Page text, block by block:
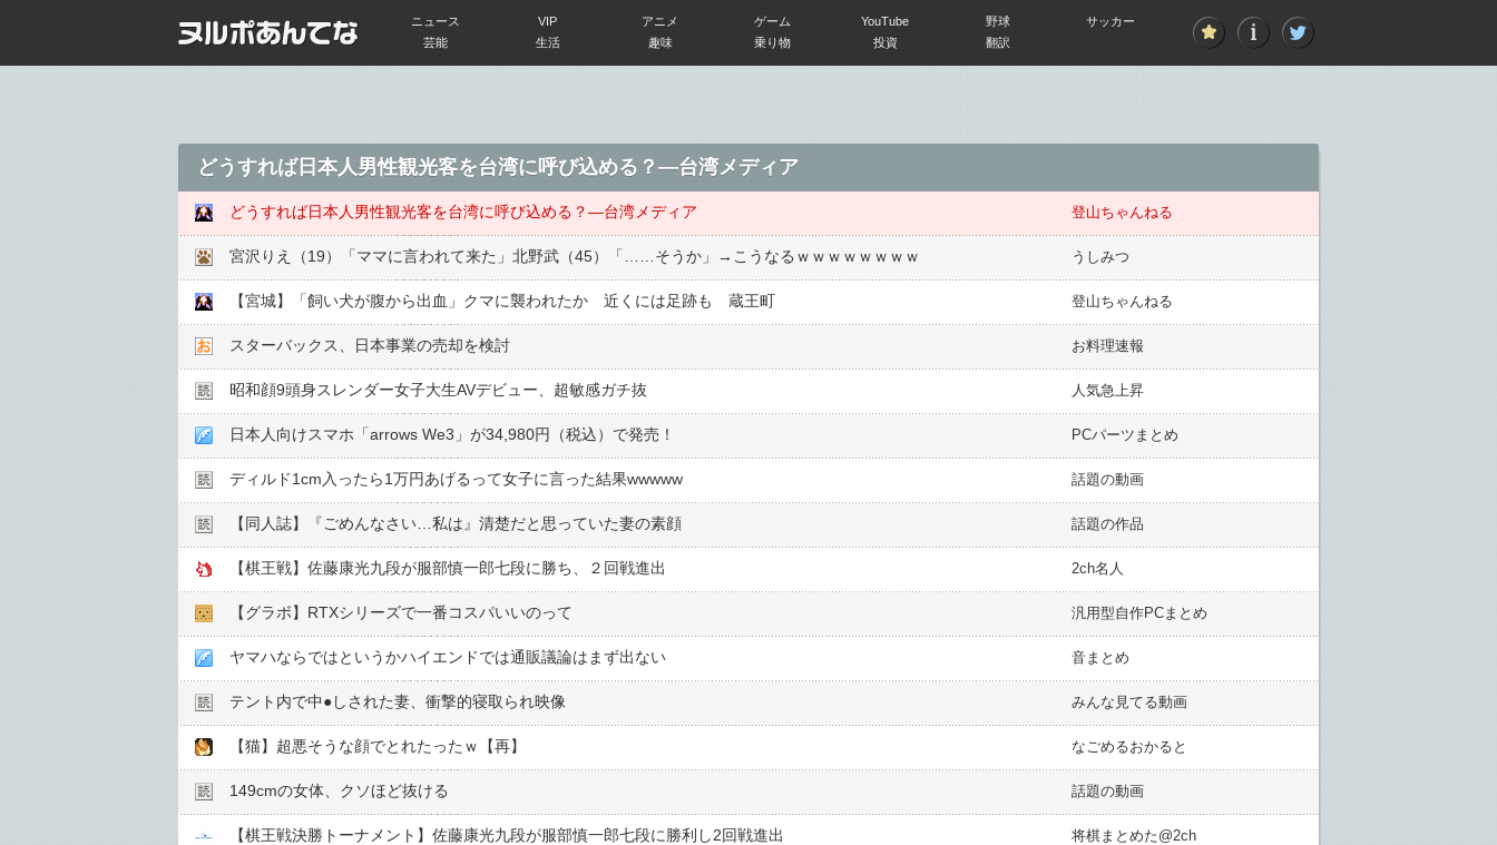
ニュース VIP アニメ ゲーム YouTube 野球
サッカー
芸能
生活 趣味 乗り物 投資 翻訳
どうすれば日本人男性観光客を台湾に呼び込める？―台湾メディア
どうすれば日本人男性観光客を台湾に呼び込める？―台湾メディア 登山ちゃんねる
宮沢りえ（19）「ママに言われて来た」北野武（45）「……そうか」→こうなるｗｗｗｗｗｗｗｗ うしみつ
【宮城】「飼い犬が腹から出血」クマに襲われたか 近くには足跡も 蔵王町 登山ちゃんねる
スターバックス、日本事業の売却を検討 お料理速報
昭和顔9頭身スレンダー女子大生AVデビュー、超敏感ガチ抜 人気急上昇
日本人向けスマホ「arrows We3」が34,980円（税込）で発売！ PCパーツまとめ
ディルド1cm入ったら1万円あげるって女子に言った結果wwwww 話題の動画
【同人誌】『ごめんなさい…私は』清楚だと思っていた妻の素顔 話題の作品
【棋王戦】佐藤康光九段が服部慎一郎七段に勝ち、２回戦進出 2ch名人
【グラボ】RTXシリーズで一番コスパいいのって 汎用型自作PCまとめ
ヤマハならではというかハイエンドでは通販議論はまず出ない 音まとめ
テント内で中●︎しされた妻、衝撃的寝取られ映像 みんな見てる動画
【猫】超悪そうな顔でとれたったｗ【再】 なごめるおかると
149cmの女体、クソほど抜ける 話題の動画
【棋王戦決勝トーナメント】佐藤康光九段が服部慎一郎七段に勝利し2回戦進出 将棋まとめた@2ch